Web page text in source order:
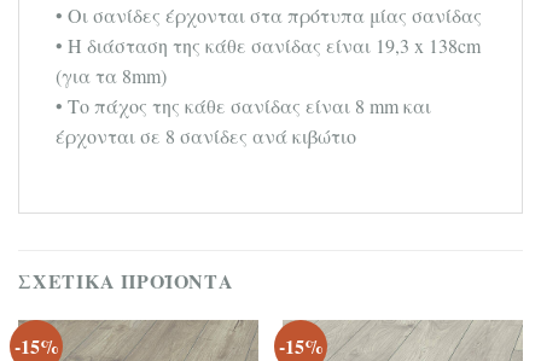
• Οι σανίδες έρχονται στα πρότυπα μίας σανίδας
• Η διάσταση της κάθε σανίδας είναι 19,3 x 138cm
(για τα 8mm)
• Το πάχος της κάθε σανίδας είναι 8 mm και
έρχονται σε 8 σανίδες ανά κιβώτιο
ΣΧΕΤΙΚΆ ΠΡΟΪΌΝΤΑ
-15% -15%